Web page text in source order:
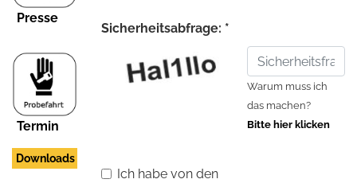
Presse
Termin
Downloads
Sicherheitsabfrage: *
Warum muss ich
das machen?
Bitte hier klicken
Ich habe von den